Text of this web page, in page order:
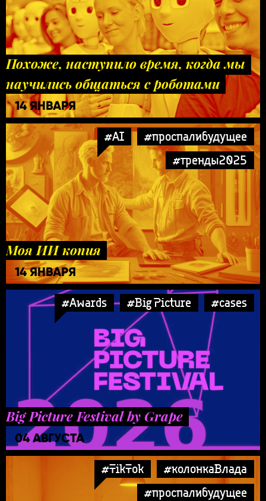
Похоже, наступило время, когда мы
научились общаться с роботами
14 ЯНВАРЯ
#AI
#проспалибудущее
#тренды2025
Моя ИИ копия
14 ЯНВАРЯ
#Awards #Big Picture #cases
Big Picture Festival by Grape
04 АВГУСТА
#TikTok
#колонкаВлада
#проспалибудущее